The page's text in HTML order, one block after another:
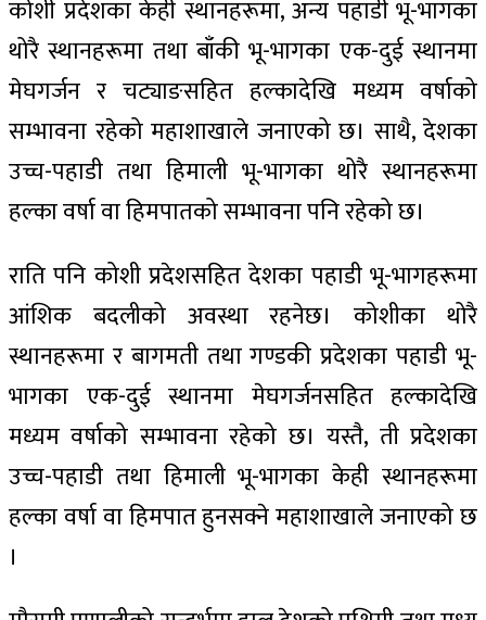
कोशी प्रदेशका केही स्थानहरूमा, अन्य पहाडी भू-भागका
थोरै स्थानहरूमा तथा बाँकी भू-भागका एक-दुई स्थानमा
मेघगर्जन र चट्याङसहित हल्कादेखि मध्यम वर्षाको
सम्भावना रहेको महाशाखाले जनाएको छ। साथै, देशका
उच्च-पहाडी तथा हिमाली भू-भागका थोरै स्थानहरूमा
हल्का वर्षा वा हिमपातको सम्भावना पनि रहेको छ।
राति पनि कोशी प्रदेशसहित देशका पहाडी भू-भागहरूमा
आंशिक बदलीको अवस्था रहनेछ। कोशीका थोरै
स्थानहरूमा र बागमती तथा गण्डकी प्रदेशका पहाडी भू-
भागका एक-दुई स्थानमा मेघगर्जनसहित हल्कादेखि
मध्यम वर्षाको सम्भावना रहेको छ। यस्तै, ती प्रदेशका
उच्च-पहाडी तथा हिमाली भू-भागका केही स्थानहरूमा
हल्का वर्षा वा हिमपात हुनसक्ने महाशाखाले जनाएको छ
।